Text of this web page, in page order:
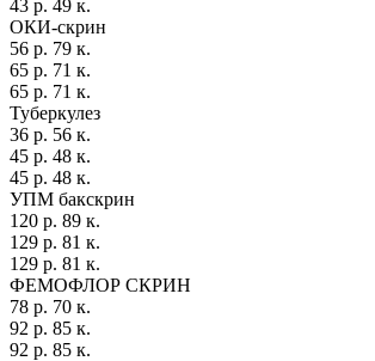
43 р. 49 к.
ОКИ-скрин
56 р. 79 к.
65 р. 71 к.
65 р. 71 к.
Туберкулез
36 р. 56 к.
45 р. 48 к.
45 р. 48 к.
УПМ бакскрин
120 р. 89 к.
129 р. 81 к.
129 р. 81 к.
ФЕМОФЛОР СКРИН
78 р. 70 к.
92 р. 85 к.
92 р. 85 к.